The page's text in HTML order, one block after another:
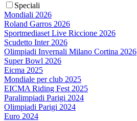
Speciali
Mondiali 2026
Roland Garros 2026
Sportmediaset Live Riccione 2026
Scudetto Inter 2026
Olimpiadi Invernali Milano Cortina 2026
Super Bowl 2026
Eicma 2025
Mondiale per club 2025
EICMA Riding Fest 2025
Paralimpiadi Parigi 2024
Olimpiadi Parigi 2024
Euro 2024